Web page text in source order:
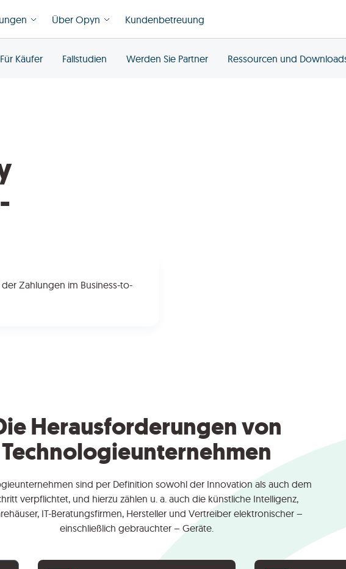
Über Opyn Kundenbetreuung
Für Käufer Fallstudien Werden Sie Partner Ressourcen und
Zahlungen im Business-to-
Herausforderungen von
Technologieunternehmen
sind per Definition sowohl der Innovation als auch dem
verpflichtet, und hierzu zählen u. a. auch die künstliche Intelligenz,
IT-Beratungsfirmen, Hersteller und Vertreiber elektronischer –
einschließlich gebrauchter – Geräte.